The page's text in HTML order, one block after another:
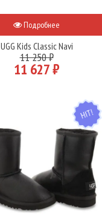
Подробнее
UGG Kids Classic Navi
11 250 ₽
11 627 ₽
HIT